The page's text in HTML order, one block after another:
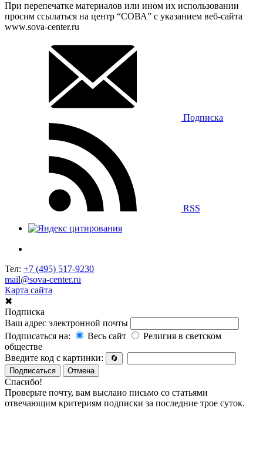
При перепечатке материалов или ином их использовании
просим ссылаться на центр “СОВА” с указанием веб-сайта
www.sova-center.ru
Подписка
RSS
Тел: +7 (495) 517-9230
mail@sova-center.ru
Карта сайта
✖
Подписка
Ваш адрес электронной почты
Подписаться на:
Весь сайт
Религия в светском
обществе
Введите код с картинки:
🔄
Подписаться
Отмена
Спасибо!
Проверьте почту, вам выслано письмо со статьями
отвечающим критериям подписки за последние трое суток.